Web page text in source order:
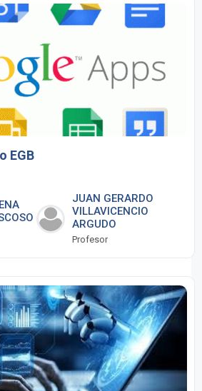
EGB
JUAN GERARDO
VILLAVICENCIO
ARGUDO
Profesor